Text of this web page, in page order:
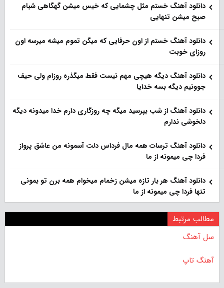
دانلود آهنگ خستم مثل چشمایی که خیس میشن گهگاهی شبام
صبح میشن تنهایی
دانلود آهنگ خستم از اون حرفایی که میگن تموم میشه میرسه اون
روزای خوبت
دانلود آهنگ دیگه هیچی مهم نیست فقط میگذره روزام ولی حیف
جوونیم دیگه بسه خدایا
دانلود آهنگ از شب بپرسید میگه چه روزگاری دارم خدا میدونه دیگه
دلخوشی ندارم
دانلود آهنگ ترسات همه مال فرداس دلت آسمونه من عاشق پرواز
فردا چی میمونه از ما
دانلود آهنگ هر بار تازه میشن زخمام میخوام همه برن تو بمونی
تنها فردا چی میمونه از ما
مطالب مرتبط
سل آهنگ
آهنگ تاپ